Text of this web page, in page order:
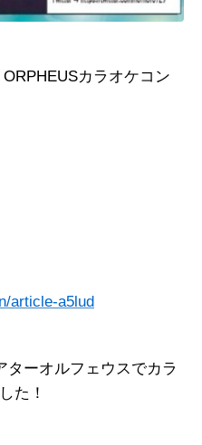
カラオケコン
article-a5lud
ターオルフェウスでカラ
た！